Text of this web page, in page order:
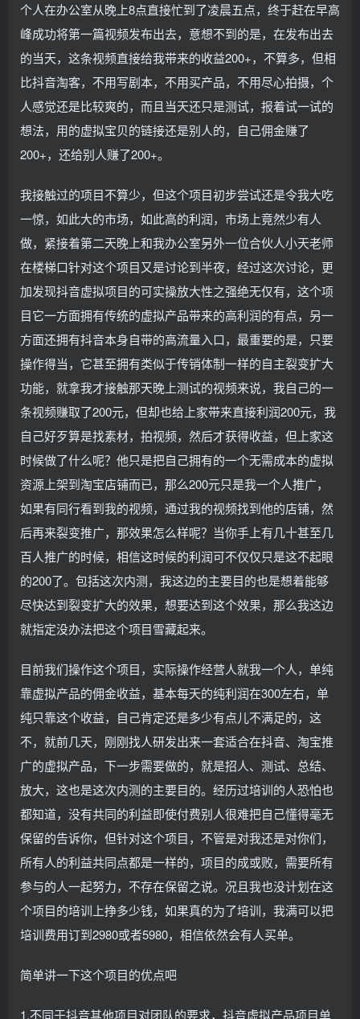
个人在办公室从晚上8点直接忙到了凌晨五点，终于赶在早高
峰成功将第一篇视频发布出去，意想不到的是，在发布出去
的当天，这条视频直接给我带来的收益200+，不算多，但相
比抖音淘客，不用写剧本，不用买产品，不用尽心拍摄，个
人感觉还是比较爽的，而且当天还只是测试，报着试一试的
想法，用的虚拟宝贝的链接还是别人的，自己佣金赚了
200+，还给别人赚了200+。
我接触过的项目不算少，但这个项目初步尝试还是令我大吃
一惊，如此大的市场，如此高的利润，市场上竟然少有人
做，紧接着第二天晚上和我办公室另外一位合伙人小天老师
在楼梯口针对这个项目又是讨论到半夜，经过这次讨论，更
加发现抖音虚拟项目的可实操放大性之强绝无仅有，这个项
目它一方面拥有传统的虚拟产品带来的高利润的有点，另一
方面还拥有抖音本身自带的高流量入口，最重要的是，只要
操作得当，它甚至拥有类似于传销体制一样的自主裂变扩大
功能，就拿我才接触那天晚上测试的视频来说，我自己的一
条视频赚取了200元，但却也给上家带来直接利润200元，我
自己好歹算是找素材，拍视频，然后才获得收益，但上家这
时候做了什么呢？他只是把自己拥有的一个无需成本的虚拟
资源上架到淘宝店铺而已，那么200元只是我一个人推广，
如果有同行看到我的视频，通过我的视频找到他的店铺，然
后再来裂变推广，那效果怎么样呢？当你手上有几十甚至几
百人推广的时候，相信这时候的利润可不仅仅只是这不起眼
的200了。包括这次内测，我这边的主要目的也是想着能够
尽快达到裂变扩大的效果，想要达到这个效果，那么我这边
就指定没办法把这个项目雪藏起来。
目前我们操作这个项目，实际操作经营人就我一个人，单纯
靠虚拟产品的佣金收益，基本每天的纯利润在300左右，单
纯只靠这个收益，自己肯定还是多少有点儿不满足的，这
不，就前几天，刚刚找人研发出来一套适合在抖音、淘宝推
广的虚拟产品，下一步需要做的，就是招人、测试、总结、
放大，这也是这次内测的主要目的。经历过培训的人恐怕也
都知道，没有共同的利益即使付费别人很难把自己懂得毫无
保留的告诉你，但针对这个项目，不管是对我还是对你们，
所有人的利益共同点都是一样的，项目的成或败，需要所有
参与的人一起努力，不存在保留之说。况且我也没计划在这
个项目的培训上挣多少钱，如果真的为了培训，我满可以把
培训费用订到2980或者5980，相信依然会有人买单。
简单讲一下这个项目的优点吧
1.不同于抖音其他项目对团队的要求，抖音虚拟产品项目单